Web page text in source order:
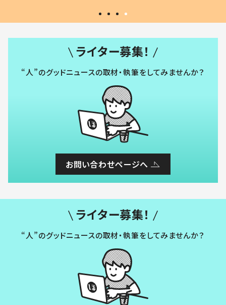
ライター募集！
“人”のグッドニュースの取材・執筆をしてみませんか？
お問い合わせページへ
ライター募集！
“人”のグッドニュースの取材・執筆をしてみませんか？